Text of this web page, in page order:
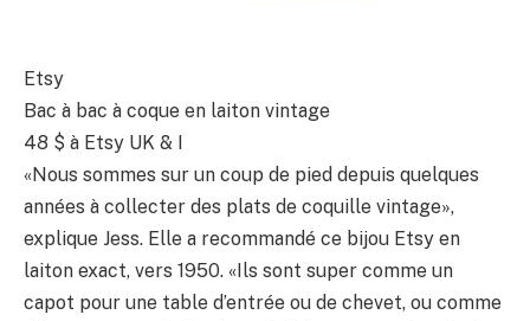
Etsy
Bac à bac à coque en laiton vintage
48 $ à Etsy UK & I
«Nous sommes sur un coup de pied depuis quelques
années à collecter des plats de coquille vintage»,
explique Jess. Elle a recommandé ce bijou Etsy en
laiton exact, vers 1950. «Ils sont super comme un
capot pour une table d’entrée ou de chevet, ou comme